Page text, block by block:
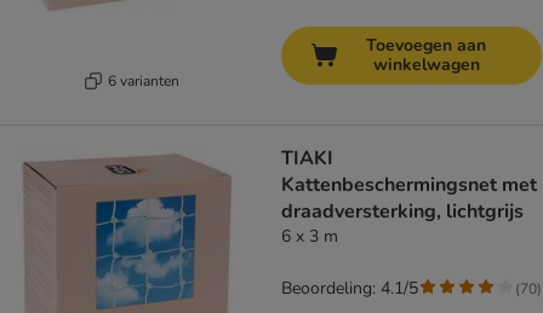
6 varianten
Toevoegen aan
winkelwagen
TIAKI
Kattenbeschermingsnet met
draadversterking, lichtgrijs
6 x 3 m
Beoordeling: 4.1/5 (70)